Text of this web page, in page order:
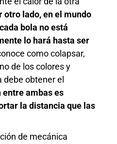
otro lado, en el mundo
bola no está
lo hará hasta ser
como colapsar,
de los colores y
obtener el
entre ambas es
la distancia que las
de mecánica